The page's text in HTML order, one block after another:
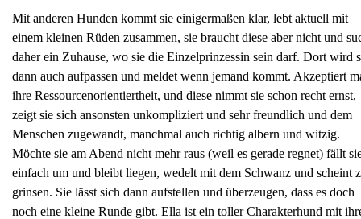
Mit anderen Hunden kommt sie einigermaßen klar, lebt aktuell mit
einem kleinen Rüden zusammen, sie braucht diese aber nicht und
daher ein Zuhause, wo sie die Einzelprinzessin sein darf. Dort wird
dann auch aufpassen und meldet wenn jemand kommt. Akzeptiert
ihre Ressourcenorientiertheit, und diese nimmt sie schon recht ernst,
zeigt sie sich ansonsten unkompliziert und sehr freundlich und dem
Menschen zugewandt, manchmal auch richtig albern und witzig.
Möchte sie am Abend nicht mehr raus (weil es gerade regnet) fällt
einfach um und bleibt liegen, wedelt mit dem Schwanz und scheint
grinsen. Sie lässt sich dann aufstellen und überzeugen, dass es doch
noch eine kleine Runde gibt. Ella ist ein toller Charakterhund mit